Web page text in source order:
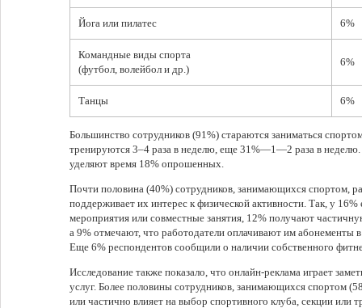
Йога или пилатес 6%
Командные виды спорта
(футбол, волейбол и др.)
6%
Танцы 6%
Большинство сотрудников (91%) стараются заниматься
тренируются 3–4 раза в неделю, еще 31%—1—2 раза в
уделяют время 18% опрошенных.
Почти половина (40%) сотрудников, занимающихся спортом,
поддерживает их интерес к физической активности. Так, у
мероприятия или совместные занятия, 12% получают
а 9% отмечают, что работодатели оплачивают им абонементы
Еще 6% респондентов сообщили о наличии собственного
Исследование также показало, что онлайн-реклама играет
услуг. Более половины сотрудников, занимающихся спортом
или частично влияет на выбор спортивного клуба, секции или